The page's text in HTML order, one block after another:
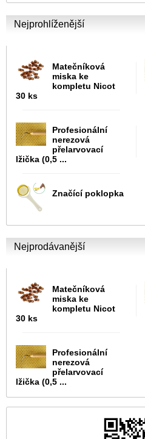
Nejprohlíženější
Matečníková
miska ke
kompletu Nicot
30 ks
Profesionální
nerezová
přelarvovací
lžička (0,5 ...
Značící poklopka
Nejprodávanější
Matečníková
miska ke
kompletu Nicot
30 ks
Profesionální
nerezová
přelarvovací
lžička (0,5 ...